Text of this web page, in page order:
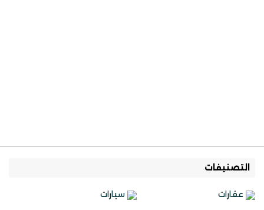
التصنيفات
عقارات سيارات